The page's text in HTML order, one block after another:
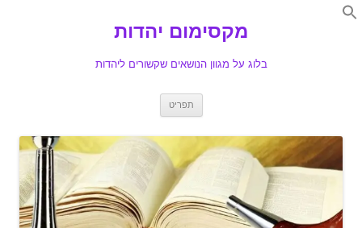
Search
מקסימום יהדות
בלוג על מגוון הנושאים שקשורים ליהדות
תפריט